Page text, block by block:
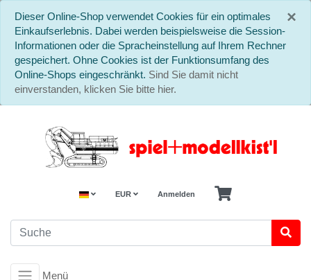
×
Dieser Online-Shop verwendet Cookies für ein optimales
Einkaufserlebnis. Dabei werden beispielsweise die Session-
Informationen oder die Spracheinstellung auf Ihrem Rechner
gespeichert. Ohne Cookies ist der Funktionsumfang des
Online-Shops eingeschränkt. Sind Sie damit nicht
einverstanden, klicken Sie bitte hier.
EUR Anmelden
Menü